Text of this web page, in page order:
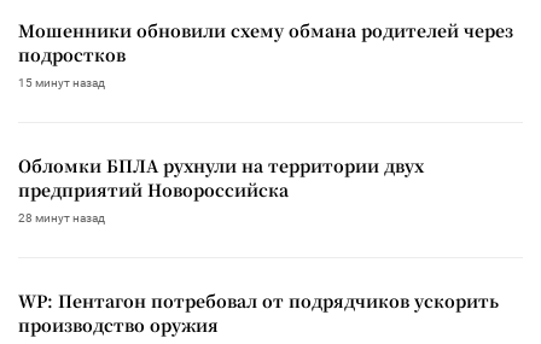
Мошенники обновили схему обмана родителей через
подростков
15 минут назад
Обломки БПЛА рухнули на территории двух
предприятий Новороссийска
28 минут назад
WP: Пентагон потребовал от подрядчиков ускорить
производство оружия